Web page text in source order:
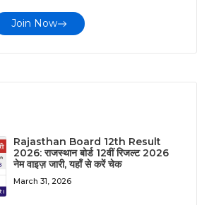
Join Now
Rajasthan Board 12th Result
2026: राजस्थान बोर्ड 12वीं रिजल्ट 2026
नेम वाइज़ जारी, यहाँ से करें चेक
March 31, 2026